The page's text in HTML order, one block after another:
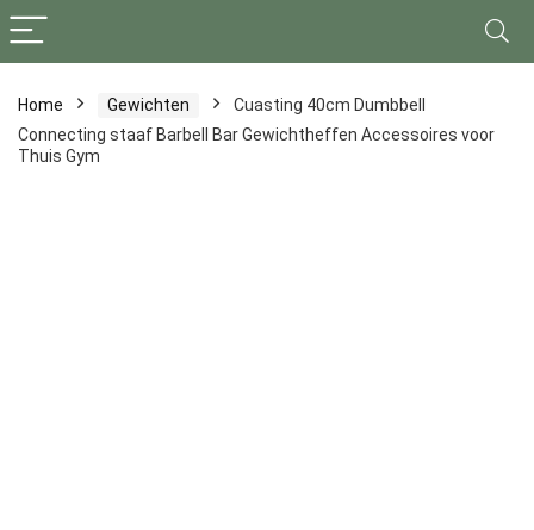
Home Gewichten
Cuasting 40cm Dumbbell
Connecting staaf Barbell Bar Gewichtheffen Accessoires voor
Thuis Gym